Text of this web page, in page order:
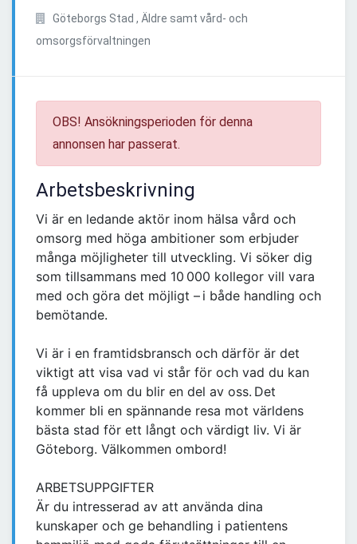
Göteborgs Stad , Äldre samt vård- och
omsorgsförvaltningen
OBS! Ansökningsperioden för denna
annonsen har passerat.
Arbetsbeskrivning
Vi är en ledande aktör inom hälsa vård och
omsorg med höga ambitioner som erbjuder
många möjligheter till utveckling. Vi söker dig
som tillsammans med 10 000 kollegor vill vara
med och göra det möjligt – i både handling och
bemötande.
Vi är i en framtidsbransch och därför är det
viktigt att visa vad vi står för och vad du kan
få uppleva om du blir en del av oss. Det
kommer bli en spännande resa mot världens
bästa stad för ett långt och värdigt liv. Vi är
Göteborg. Välkommen ombord!
ARBETSUPPGIFTER
Är du intresserad av att använda dina
kunskaper och ge behandling i patientens